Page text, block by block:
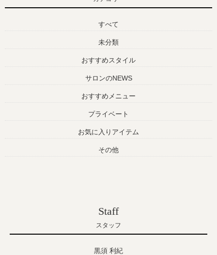
すべて
未分類
おすすめスタイル
サロンのNEWS
おすすめメニュー
プライベート
お気に入りアイテム
その他
Staff
スタッフ
黒須 利紀